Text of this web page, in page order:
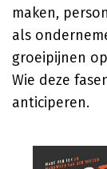
maken,
als
groeipijnen
Wie deze
anticiperen.